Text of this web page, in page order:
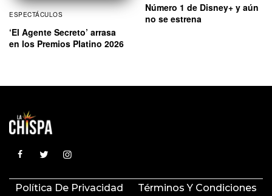
ESPECTÁCULOS
‘El Agente Secreto’ arrasa
en los Premios Platino 2026
Número 1 de Disney+ y aún
no se estrena
Política De Privacidad Términos Y Condiciones